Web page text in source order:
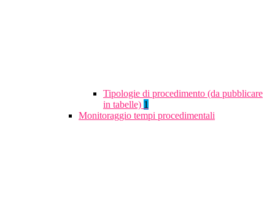
Tipologie di procedimento (da pubblicare
in tabelle) 1
Monitoraggio tempi procedimentali